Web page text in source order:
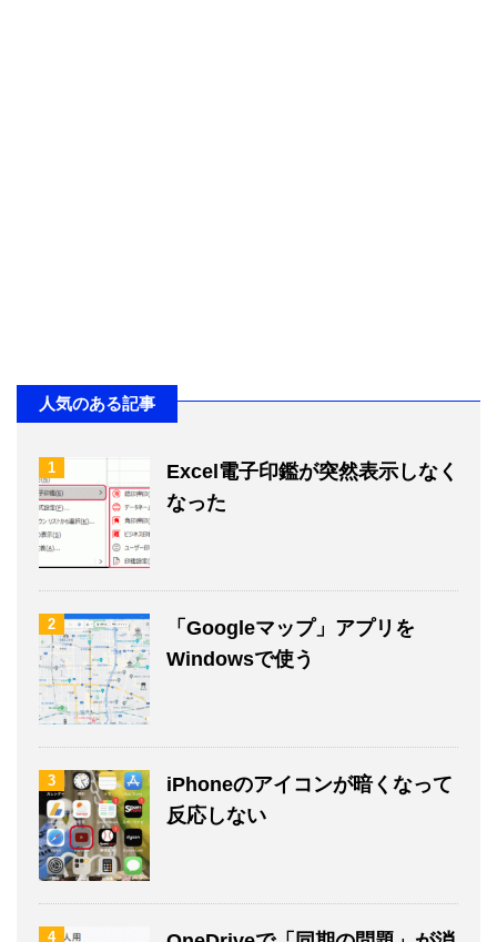
人気のある記事
1
Excel電子印鑑が突然表示しなく
なった
2
「Googleマップ」アプリを
Windowsで使う
3
iPhoneのアイコンが暗くなって
反応しない
4